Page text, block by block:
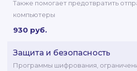
Также помогает предотвратить
компьютеры
930 руб.
Защита и безопасность
Программы шифрования,